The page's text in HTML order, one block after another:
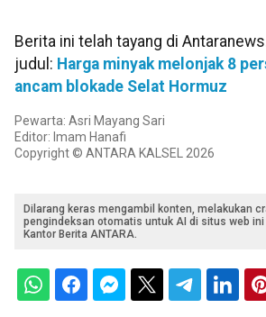
Berita ini telah tayang di
judul: Harga minyak melonjak 8
ancam blokade Selat Hormuz
Pewarta: Asri Mayang Sari
Editor: Imam Hanafi
Copyright © ANTARA KALSEL 2026
Dilarang keras mengambil konten, melakukan
pengindeksan otomatis untuk AI di situs web
Kantor Berita ANTARA.